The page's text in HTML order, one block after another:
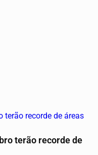
terão recorde de